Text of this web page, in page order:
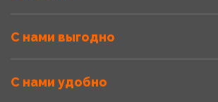
С нами выгодно
С нами удобно